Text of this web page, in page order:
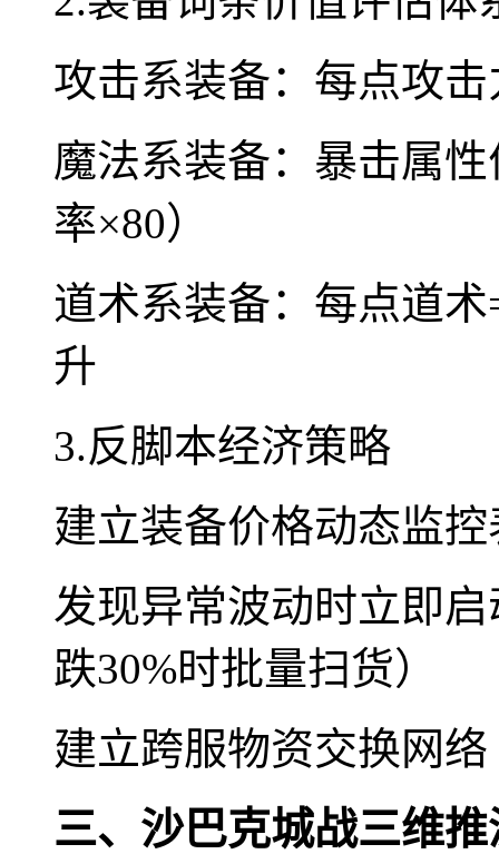
攻击系装备：每点攻
魔法系装备：暴击属
率×80）
道术系装备：每点道
升
3.反脚本经济策略
建立装备价格动态监
发现异常波动时立即
跌30%时批量扫货）
建立跨服物资交换网
三、沙巴克城战三维